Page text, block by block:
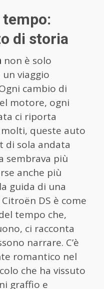
di storia
non è solo
un viaggio
cambio di
motore, ogni
ci riporta
queste auto
di sola andata
sembrava più
anche più
guida di una
DS è come
tempo che,
ci racconta
narrare. C’è
romantico nel
che ha vissuto
graffio e